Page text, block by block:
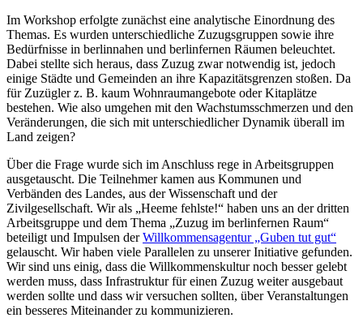
Im Workshop erfolgte zunächst eine analytische Einordnung des
Themas. Es wurden unterschiedliche Zuzugsgruppen sowie ihre
Bedürfnisse in berlinnahen und berlinfernen Räumen beleuchtet.
Dabei stellte sich heraus, dass Zuzug zwar notwendig ist, jedoch
einige Städte und Gemeinden an ihre Kapazitätsgrenzen stoßen. Da
für Zuzügler z. B. kaum Wohnraumangebote oder Kitaplätze
bestehen. Wie also umgehen mit den Wachstumsschmerzen und den
Veränderungen, die sich mit unterschiedlicher Dynamik überall im
Land zeigen?
Über die Frage wurde sich im Anschluss rege in Arbeitsgruppen
ausgetauscht. Die Teilnehmer kamen aus Kommunen und
Verbänden des Landes, aus der Wissenschaft und der
Zivilgesellschaft. Wir als „Heeme fehlste!“ haben uns an der dritten
Arbeitsgruppe und dem Thema „Zuzug im berlinfernen Raum“
beteiligt und Impulsen derWillkommensagentur „Guben tut gut“
gelauscht. Wir haben viele Parallelen zu unserer Initiative gefunden.
Wir sind uns einig, dass die Willkommenskultur noch besser gelebt
werden muss, dass Infrastruktur für einen Zuzug weiter ausgebaut
werden sollte und dass wir versuchen sollten, über Veranstaltungen
ein besseres Miteinander zu kommunizieren.